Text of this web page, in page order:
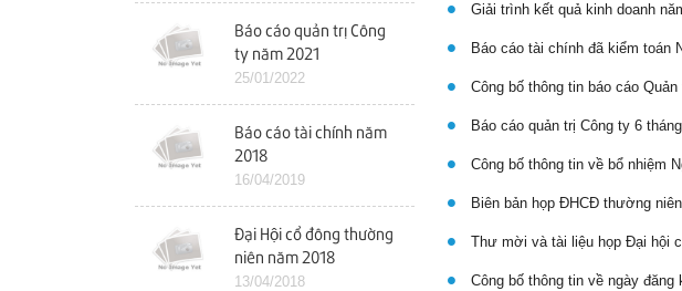
Báo cáo quản trị Công
ty năm 2021
25/01/2022
Báo cáo tài chính năm
2018
16/04/2019
Đại Hội cổ đông thường
niên năm 2018
13/04/2018
Giải trình kết quả kinh doanh
Báo cáo tài chính đã kiểm toán
Công bố thông tin báo cáo
Báo cáo quản trị Công ty 6
Công bố thông tin về bổ nhiệm
Biên bản họp ĐHCĐ thường
Thư mời và tài liệu họp Đại hội
Công bố thông tin về ngày